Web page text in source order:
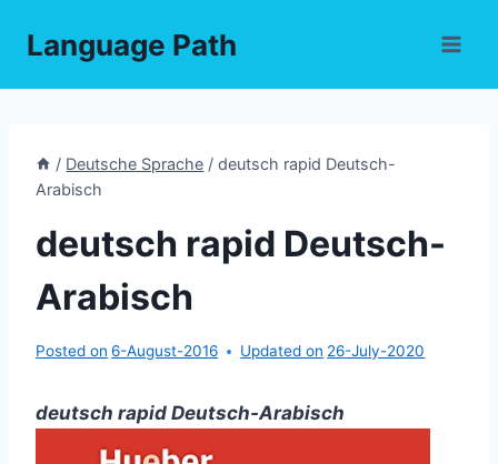
Language Path
/ Deutsche Sprache / deutsch rapid Deutsch-
Arabisch
deutsch rapid Deutsch-
Arabisch
Posted on 6-August-2016 Updated on 26-July-2020
deutsch rapid Deutsch-Arabisch